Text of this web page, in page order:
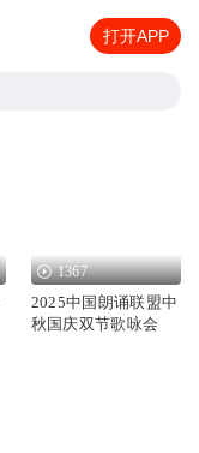
打开APP
1367
2025中国朗诵联盟中
秋国庆双节歌咏会